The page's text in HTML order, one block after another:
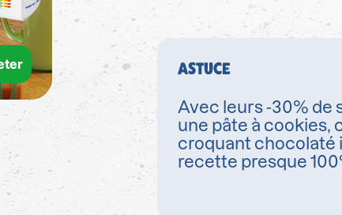
ASTUCE
Avec leurs -30% de
une pâte à cookies,
croquant chocolaté
recette presque